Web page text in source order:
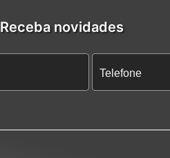
Receba novidades